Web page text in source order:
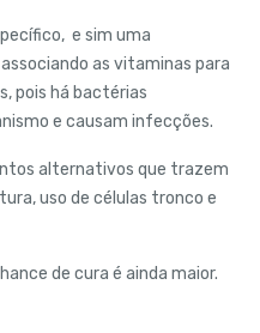
e sim uma
as vitaminas para
pois há bactérias
e causam infecções.
alternativos que trazem
uso de células tronco e
de cura é ainda maior.